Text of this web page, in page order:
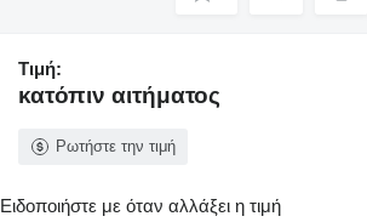
Τιμή:
κατόπιν αιτήματος
Ρωτήστε την τιμή
Ειδοποιήστε με όταν αλλάξει η τιμή